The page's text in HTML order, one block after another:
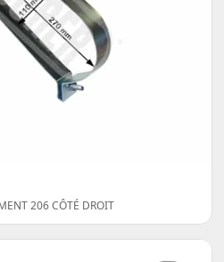
206 CÔTÉ DROIT